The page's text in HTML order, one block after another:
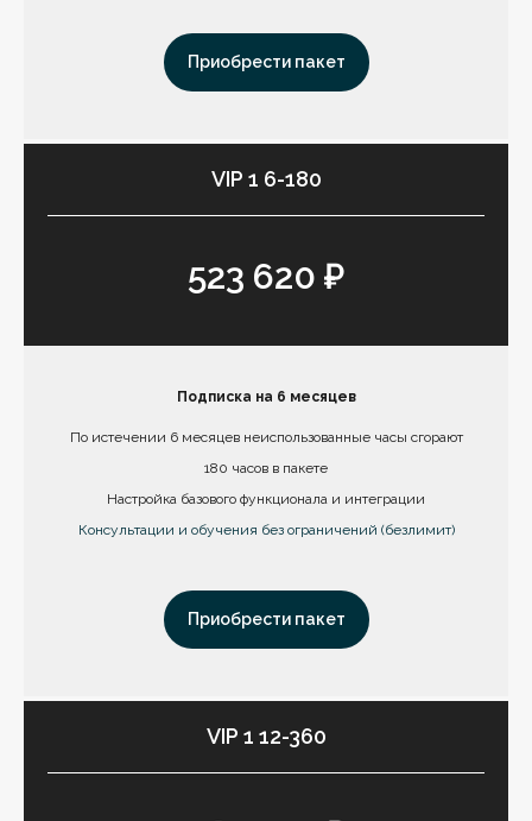
Приобрести пакет
VIP 1 6-180
523 620 ₽
Подписка на 6 месяцев
По истечении 6 месяцев неиспользованные часы сгорают
180 часов в пакете
Настройка базового функционала и интеграции
Консультации и обучения без ограничений (безлимит)
Приобрести пакет
VIP 1 12-360